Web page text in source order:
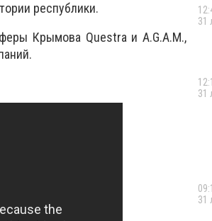
республики.
Крымова Questra и A.G.A.M.,
31
31
31